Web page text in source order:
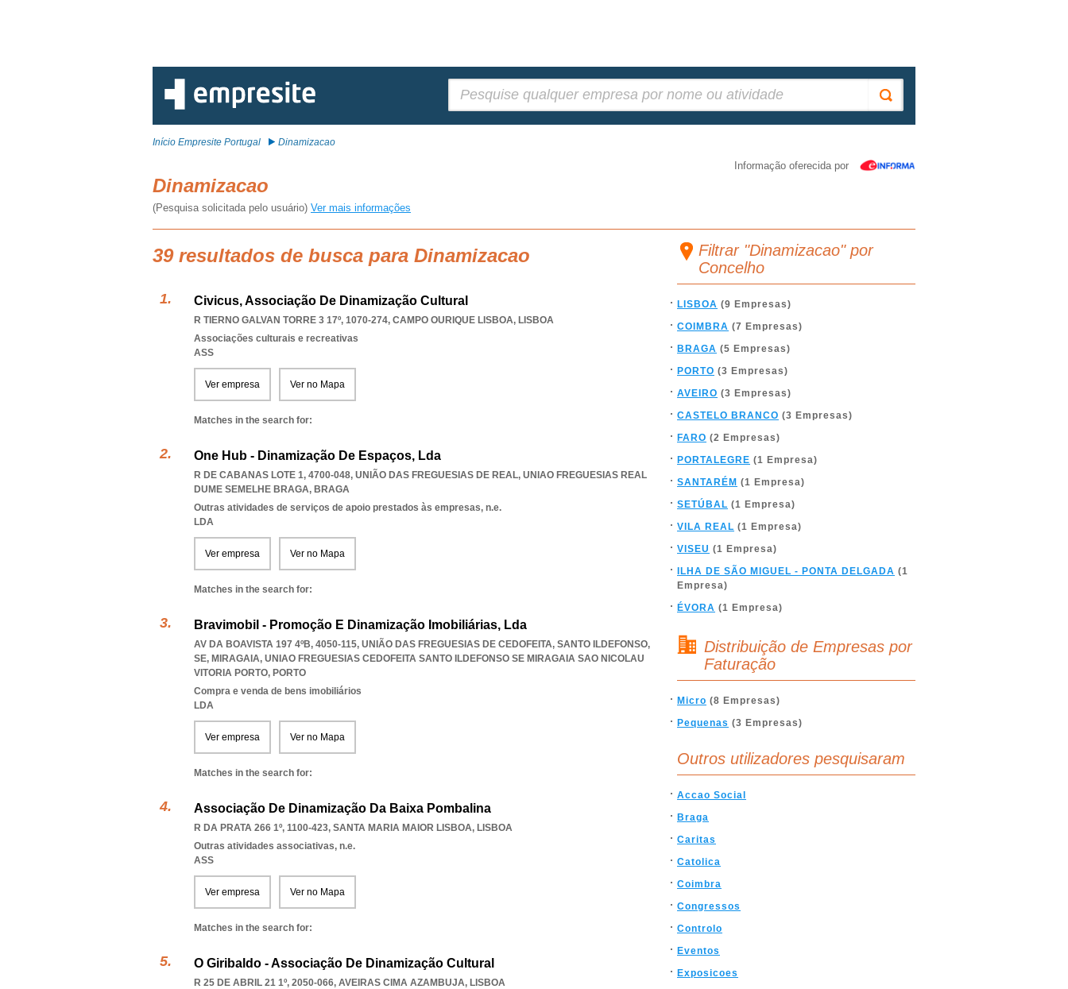
Início Empresite Portugal Dinamizacao
Informação oferecida por
Dinamizacao
(Pesquisa solicitada pelo usuário) Ver mais informações
39 resultados de busca para Dinamizacao
Civicus, Associação De Dinamização Cultural
R TIERNO GALVAN TORRE 3 17º, 1070-274, CAMPO OURIQUE LISBOA, LISBOA
Associações culturais e recreativas
ASS
Ver empresa Ver no Mapa
Matches in the search for:
One Hub - Dinamização De Espaços, Lda
R DE CABANAS LOTE 1, 4700-048, UNIÃO DAS FREGUESIAS DE REAL, UNIAO FREGUESIAS REAL
DUME SEMELHE BRAGA, BRAGA
Outras atividades de serviços de apoio prestados às empresas, n.e.
LDA
Ver empresa Ver no Mapa
Matches in the search for:
Bravimobil - Promoção E Dinamização Imobiliárias, Lda
AV DA BOAVISTA 197 4ºB, 4050-115, UNIÃO DAS FREGUESIAS DE CEDOFEITA, SANTO ILDEFONSO,
SE, MIRAGAIA, UNIAO FREGUESIAS CEDOFEITA SANTO ILDEFONSO SE MIRAGAIA SAO NICOLAU
VITORIA PORTO, PORTO
Compra e venda de bens imobiliários
LDA
Ver empresa Ver no Mapa
Matches in the search for:
Associação De Dinamização Da Baixa Pombalina
R DA PRATA 266 1º, 1100-423, SANTA MARIA MAIOR LISBOA, LISBOA
Outras atividades associativas, n.e.
ASS
Ver empresa Ver no Mapa
Matches in the search for:
O Giribaldo - Associação De Dinamização Cultural
R 25 DE ABRIL 21 1º, 2050-066, AVEIRAS CIMA AZAMBUJA, LISBOA
Filtrar "Dinamizacao" por
Concelho
LISBOA (9 Empresas)
COIMBRA (7 Empresas)
BRAGA (5 Empresas)
PORTO (3 Empresas)
AVEIRO (3 Empresas)
CASTELO BRANCO (3 Empresas)
FARO (2 Empresas)
PORTALEGRE (1 Empresa)
SANTARÉM (1 Empresa)
SETÚBAL (1 Empresa)
VILA REAL (1 Empresa)
VISEU (1 Empresa)
ILHA DE SÃO MIGUEL - PONTA DELGADA (1
Empresa)
ÉVORA (1 Empresa)
Distribuição de Empresas por
Faturação
Micro (8 Empresas)
Pequenas (3 Empresas)
Outros utilizadores pesquisaram
Accao Social
Braga
Caritas
Catolica
Coimbra
Congressos
Controlo
Eventos
Exposicoes